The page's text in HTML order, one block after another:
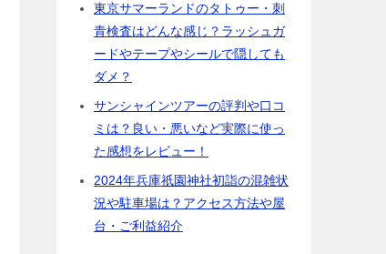
東京サマーランドのタトゥー・刺
青検査はどんな感じ？ラッシュガ
ードやテープやシールで隠しても
ダメ？
サンシャインツアーの評判や口コ
ミは？良い・悪いなど実際に使っ
た感想をレビュー！
2024年兵庫祇園神社初詣の混雑状
況や駐車場は？アクセス方法や屋
台・ご利益紹介